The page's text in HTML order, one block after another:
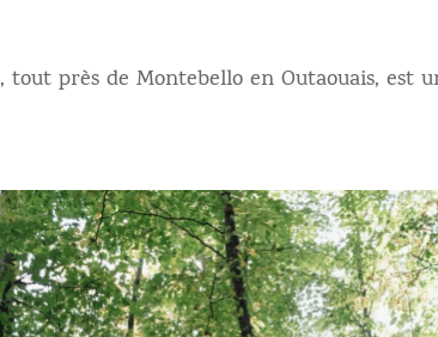
, tout près de Montebello en Outaouais, est